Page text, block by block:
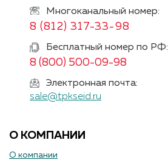
Многоканальный номер:
8 (812) 317-33-98
Бесплатный номер по РФ:
8 (800) 500-09-98
Электронная почта:
sale@tpkseid.ru
О КОМПАНИИ
О компании